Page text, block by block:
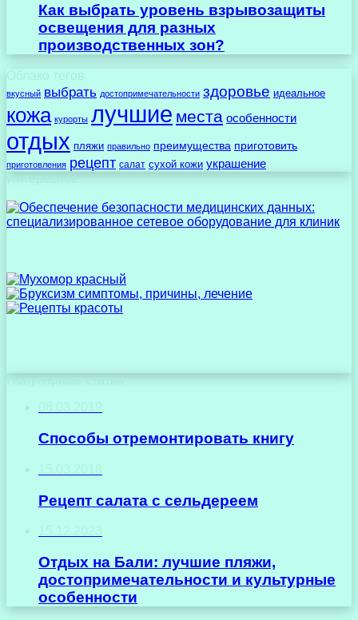
Как выбрать уровень взрывозащиты
освещения для разных
производственных зон?
Облако тегов
вкусный выбрать достопримечательности здоровье идеальное
кожа курорты лучшие места особенности
отдых пляжи правильно преимущества приготовить
приготовления рецепт салат сухой кожи украшение
Способы отремонтировать книгу
Рецепт салата с сельдереем
Отдых на Бали: лучшие пляжи,
достопримечательности и культурные
особенности